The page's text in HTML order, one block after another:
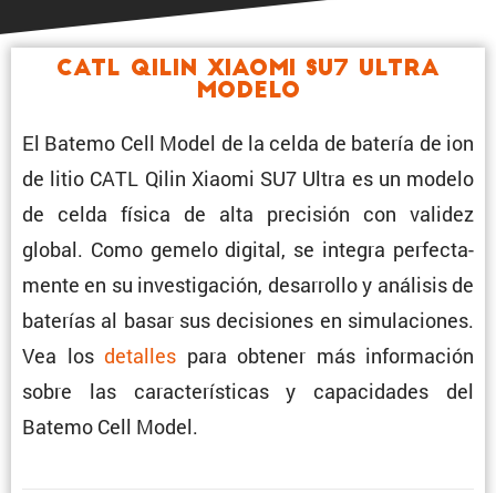
CATL Qilin Xiaomi SU7 Ultra
Modelo
El Batemo Cell Model de la celda de batería de ion
de litio CATL Qilin Xiaomi SU7 Ultra es un modelo
de celda física de alta preci­sión con validez
global. Como gemelo digital, se integra perfec­ta­
mente en su inves­ti­ga­ción, desarrollo y análisis de
baterías al basar sus decisiones en simula­ciones.
Vea los detalles para obtener más infor­ma­ción
sobre las carac­te­rís­ticas y capaci­dades del
Batemo Cell Model.